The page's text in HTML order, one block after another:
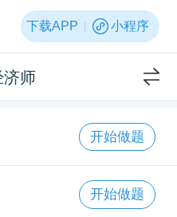
下载APP 小程序
济师
开始做题
开始做题